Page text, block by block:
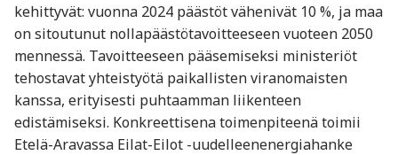
kehittyvät: vuonna 2024 päästöt vähenivät 10 %, ja maa
on sitoutunut nollapäästötavoitteeseen vuoteen 2050
mennessä. Tavoitteeseen pääsemiseksi ministeriöt
tehostavat yhteistyötä paikallisten viranomaisten
kanssa, erityisesti puhtaamman liikenteen
edistämiseksi. Konkreettisena toimenpiteenä toimii
Etelä-Aravassa Eilat-Eilot -uudelleenenergiahanke